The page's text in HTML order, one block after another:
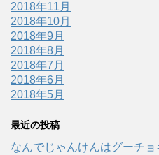
2018年11月
2018年10月
2018年9月
2018年8月
2018年7月
2018年6月
2018年5月
最近の投稿
なんでじゃんけんはグーチ